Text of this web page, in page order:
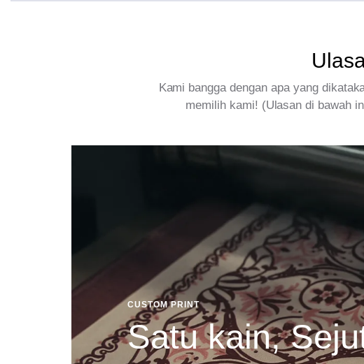
Kami bangga dengan apa yang
memilih kami! (Ulasan di bawah
CUSTOM PRINT
Satu kain,